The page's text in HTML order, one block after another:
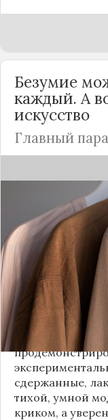
Безумие
каждый. А
искусство
Главный
Принято
это
которые
недоумением.
сезона был
доказали:
заключаются не
владении
Как тонко
косметичка»,
сдержанные,
тихой, умной
криком, а